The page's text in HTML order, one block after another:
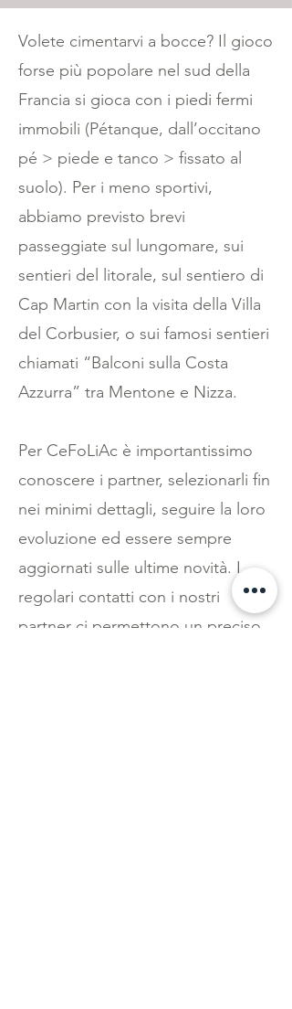
Volete cimentarvi a bocce? Il gioco
forse più popolare nel sud della
Francia si gioca con i piedi fermi
immobili (Pétanque, dall’occitano
pé > piede e tanco > fissato al
suolo). Per i meno sportivi,
abbiamo previsto brevi
passeggiate sul lungomare, sui
sentieri del litorale, sul sentiero di
Cap Martin con la visita della Villa
del Corbusier, o sui famosi sentieri
chiamati “Balconi sulla Costa
Azzurra” tra Mentone e Nizza.
Per CeFoLiAc è importantissimo
conoscere i partner, selezionarli fin
nei minimi dettagli, seguire la loro
evoluzione ed essere sempre
aggiornati sulle ultime novità. I
regolari contatti con i nostri
partner ci permettono un preciso